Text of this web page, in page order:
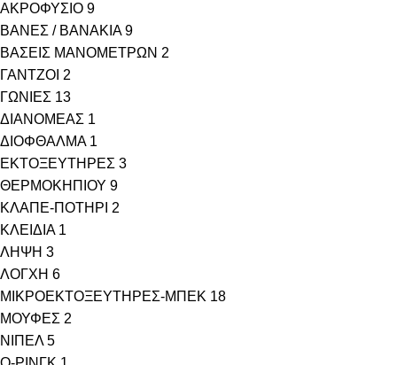
ΑΚΡΟΦΥΣΙΟ 9
ΒΑΝΕΣ / ΒΑΝΑΚΙΑ 9
ΒΑΣΕΙΣ ΜΑΝΟΜΕΤΡΩΝ 2
ΓΑΝΤΖΟΙ 2
ΓΩΝΙΕΣ 13
ΔΙΑΝΟΜΕΑΣ 1
ΔΙΟΦΘΑΛΜΑ 1
ΕΚΤΟΞΕΥΤΗΡΕΣ 3
ΘΕΡΜΟΚΗΠΙΟΥ 9
ΚΛΑΠΕ-ΠΟΤΗΡΙ 2
ΚΛΕΙΔΙΑ 1
ΛΗΨΗ 3
ΛΟΓΧΗ 6
ΜΙΚΡΟΕΚΤΟΞΕΥΤΗΡΕΣ-ΜΠΕΚ 18
ΜΟΥΦΕΣ 2
ΝΙΠΕΛ 5